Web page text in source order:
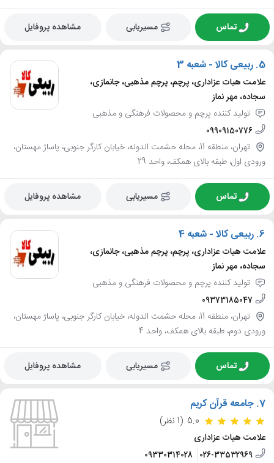
تماس مسیریابی مشاهده پروفایل
5. ربیعی کالا - شعبه 3
علامت هیات عزاداری، پرچم، پرچم مذهبی، جانمازی،
سجاده، مهر نماز
تولید کننده پرچم و محصولات فرهنگی و مذهبی
09909150776
تهران، منطقه 11، محله حشمت الدوله، خیابان کارگر جنوبی، پاساژ مهستان،
ورودی اول، طبقه بالای همکف، واحد 29
تماس مسیریابی مشاهده پروفایل
6. ربیعی کالا - شعبه 4
علامت هیات عزاداری، پرچم، پرچم مذهبی، جانمازی،
سجاده، مهر نماز
تولید کننده پرچم و محصولات فرهنگی و مذهبی
09373185047
تهران، منطقه 11، محله حشمت الدوله، خیابان کارگر جنوبی، پاساژ مهستان،
ورودی دوم، طبقه بالای همکف، واحد 4
تماس مسیریابی مشاهده پروفایل
7. جامعه قرآن کریم
5.0 (1 نظر)
علامت هیات عزاداری
026-33532969
09330314028